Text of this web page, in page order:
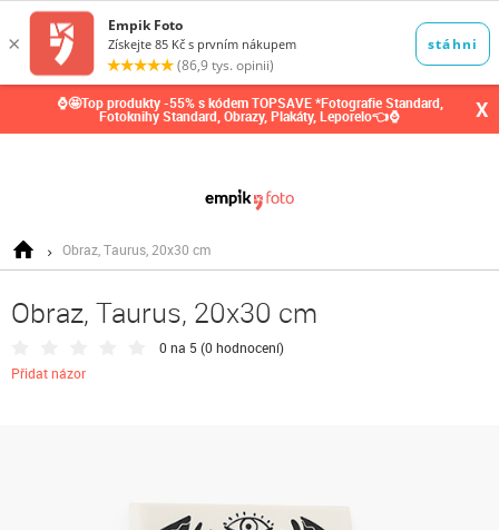
⌚🤩Top produkty -55% s kódem TOPSAVE *Fotografie Standard,
Fotoknihy Standard, Obrazy, Plakáty, Leporelo👈⌚ X
Obraz, Taurus, 20x30 cm
Obraz, Taurus, 20x30 cm
0 na 5 (0 hodnocení)
Přidat názor